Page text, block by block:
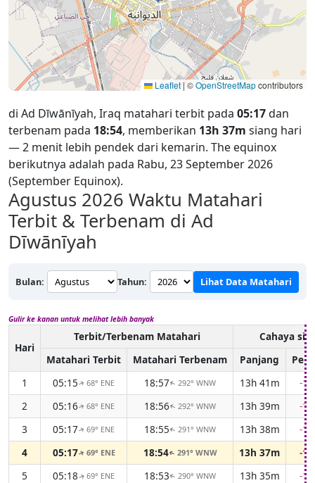
Leaflet|©OpenStreetMapcontributors
di Ad Dīwānīyah, Iraq matahari terbit pada 05:17dan
terbenam pada 18:54, memberikan 13h 37m siang hari
— 2 menit lebih pendek dari kemarin. The equinox
berikutnya adalah pada Rabu, 23 September 2026
(September Equinox).
Agustus 2026 Waktu Matahari
Terbit & Terbenam di Ad
Dīwānīyah
Bulan: Tahun: Lihat Data Matahari
Gulir ke kanan untuk melihat lebih banyak
Hari
Terbit/Terbenam Matahari
Cahaya
Matahari Terbit
Matahari Terbenam Panjang
1
05:15↑68° ENE 18:57↑ 292° WNW 13h 41m
-
2
05:16↑68° ENE 18:56↑ 292° WNW 13h 39m
-
3
05:17↑69° ENE 18:55↑ 291° WNW 13h 38m
-
4
05:17↑ 69° ENE 18:54↑ 291° WNW 13h 37m
-
5
05:18↑69° ENE 18:53↑ 290° WNW 13h 35m
-